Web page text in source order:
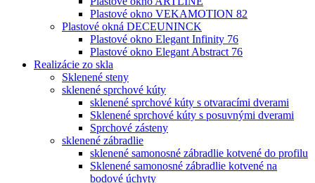
Plastové okno VEKAMOTION 82
Plastové okná DECEUNINCK
Plastové okno Elegant Infinity 76
Plastové okno Elegant Abstract 76
Realizácie zo skla
Sklenené steny
sklenené sprchové kúty
sklenené sprchové kúty s otvaracími dverami
Sklenené sprchové kúty s posuvnými dverami
Sprchové zásteny
sklenené zábradlie
sklenené samonosné zábradlie kotvené do profilu
Sklenené samonosné zábradlie kotvené na
bodové úchyty